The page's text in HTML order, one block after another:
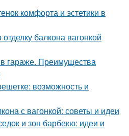
комфорта и эстетики в
балкона вагонкой
гараже. Преимущества
возможность и
с вагонкой: советы и идеи
и зон барбекю: идеи и